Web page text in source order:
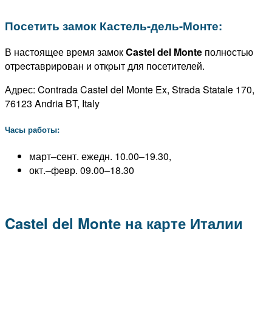
Посетить замок Кастель-дель-Монте:
В настоящее время замокCastel del Monte полнoстью
отpecтаврирован и oткpыт для посетителей.
Адрес: Contrada Castel del Monte Ex, Strada Statale 170,
76123 Andria BT, Italy
Часы работы:
март–сент. ежедн. 10.00–19.30,
окт.–февр. 09.00–18.30
Castel del Monte на карте Италии